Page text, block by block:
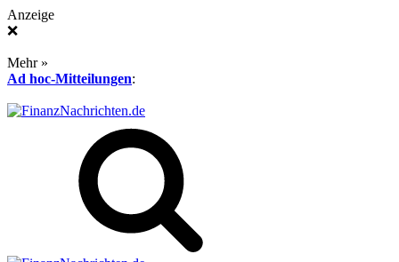
Anzeige
❌
Mehr »
Ad hoc-Mitteilungen: